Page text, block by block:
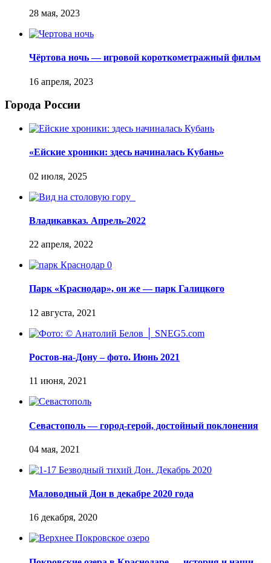
Чёртова ночь — игровой короткометражный фильм
Города России
«Ейские хроники: здесь начиналась Кубань»
Владикавказ. Апрель-2022
Парк «Краснодар», он же — парк Галицкого
Ростов-на-Дону – фото. Июнь 2021
Севастополь — город-герой, достойный поклонения
Маловодный Дон в декабре 2020 года